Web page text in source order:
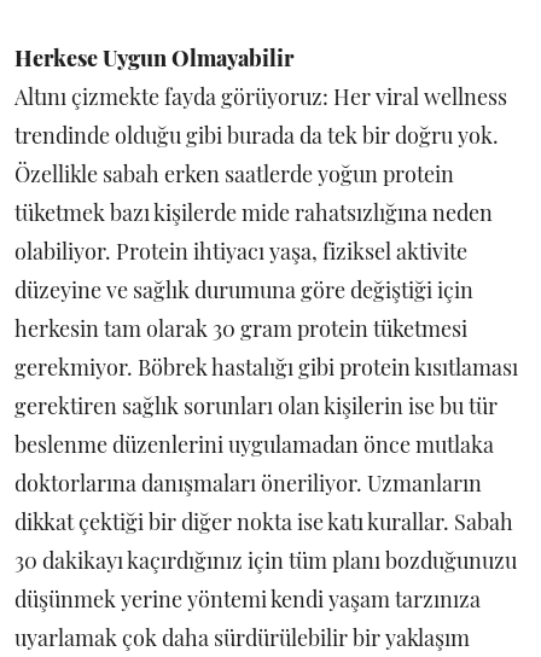
Herkese Uygun Olmayabilir
Altını çizmekte fayda görüyoruz: Her viral wellness
trendinde olduğu gibi burada da tek bir doğru yok.
Özellikle sabah erken saatlerde yoğun protein
tüketmek bazı kişilerde mide rahatsızlığına neden
olabiliyor. Protein ihtiyacı yaşa, fiziksel aktivite
düzeyine ve sağlık durumuna göre değiştiği için
herkesin tam olarak 30 gram protein tüketmesi
gerekmiyor. Böbrek hastalığı gibi protein kısıtlaması
gerektiren sağlık sorunları olan kişilerin ise bu tür
beslenme düzenlerini uygulamadan önce mutlaka
doktorlarına danışmaları öneriliyor. Uzmanların
dikkat çektiği bir diğer nokta ise katı kurallar. Sabah
30 dakikayı kaçırdığınız için tüm planı bozduğunuzu
düşünmek yerine yöntemi kendi yaşam tarzınıza
uyarlamak çok daha sürdürülebilir bir yaklaşım